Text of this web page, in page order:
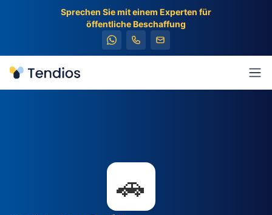
Sprechen Sie mit einem Experten für
öffentliche Beschaffung
Tendios
🚗